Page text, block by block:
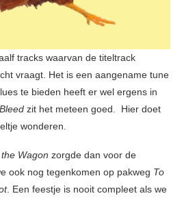
tracks waarvan de titeltrack
vraagt. Het is een aangename tune
te bieden heeft er wel ergens in
zit het meteen goed. Hier doet
wonderen.
Wagon zorgde dan voor de
ook nog tegenkomen op pakweg To
. Een feestje is nooit compleet als we